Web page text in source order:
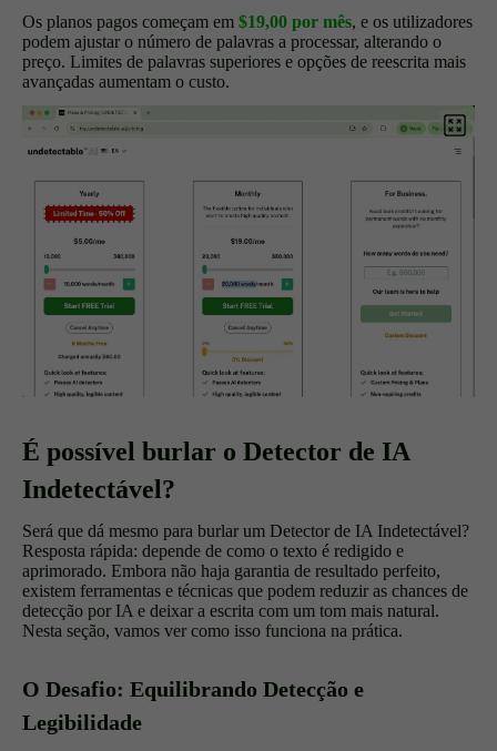
Os planos pagos começam em $19,00 por mês, e os utilizadores
podem ajustar o número de palavras a processar, alterando o
preço. Limites de palavras superiores e opções de reescrita mais
avançadas aumentam o custo.
É possível burlar o Detector de IA
Indetectável?
Será que dá mesmo para burlar um Detector de IA Indetectável?
Resposta rápida: depende de como o texto é redigido e
aprimorado. Embora não haja garantia de resultado perfeito,
existem ferramentas e técnicas que podem reduzir as chances de
detecção por IA e deixar a escrita com um tom mais natural.
Nesta seção, vamos ver como isso funciona na prática.
O Desafio: Equilibrando Detecção e
Legibilidade